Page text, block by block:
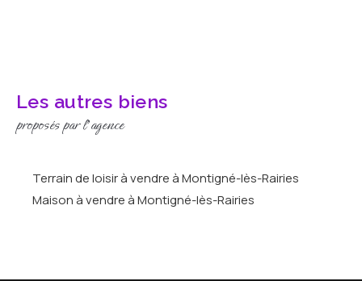
Les autres biens
proposés par l'agence
Terrain de loisir à vendre à Montigné-lès-Rairies
Maison à vendre à Montigné-lès-Rairies